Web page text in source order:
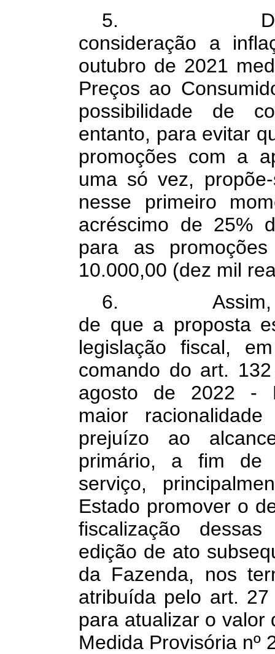
5. Desse
consideração a
outubro de 2021
Preços ao
possibilidade de
entanto, para evitar
promoções com a
uma só vez,
nesse primeiro
acréscimo de 25%
para as
10.000,00 (dez mil
6. Assim, a
de que a proposta
legislação fiscal,
comando do art.
agosto de 2022 -
maior
prejuízo ao
primário, a fim de
serviço,
Estado promover o
fiscalização
edição de ato
da Fazenda, nos
atribuída pelo art.
para atualizar o valor
Medida Provisória nº